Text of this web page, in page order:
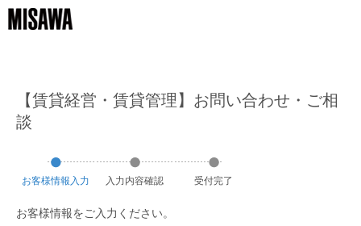
【賃貸経営・賃貸管理】お問い合わせ・ご相
談
お客様情報 入力 入力内容確認 受付完了
お客様情報をご入力ください。